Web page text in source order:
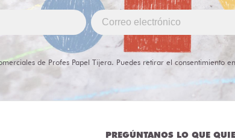
de Profes Papel Tijera. Puedes retirar el consentimiento
PREGÚNTANOS LO QUE